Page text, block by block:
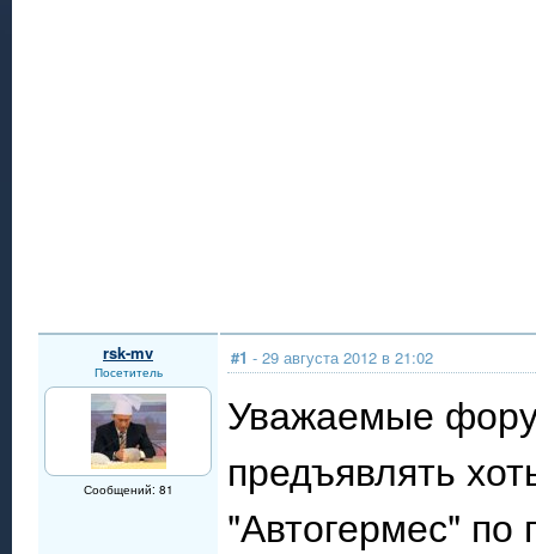
rsk-mv
Посетитель
Сообщений: 81
#1 - 29 августа 2012 в 21:02
Уважаемые
предъявлять
"Автогермес" по